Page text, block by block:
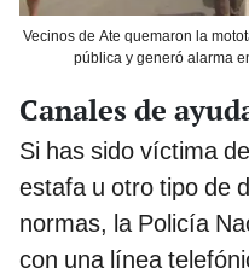
Vecinos de Ate quemaron la
pública y generó alarma
Canales de
Si has sido víctima
estafa u otro tipo de
normas, la Policía
con una línea